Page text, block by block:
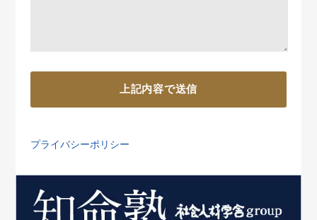
プライバシーポリシー